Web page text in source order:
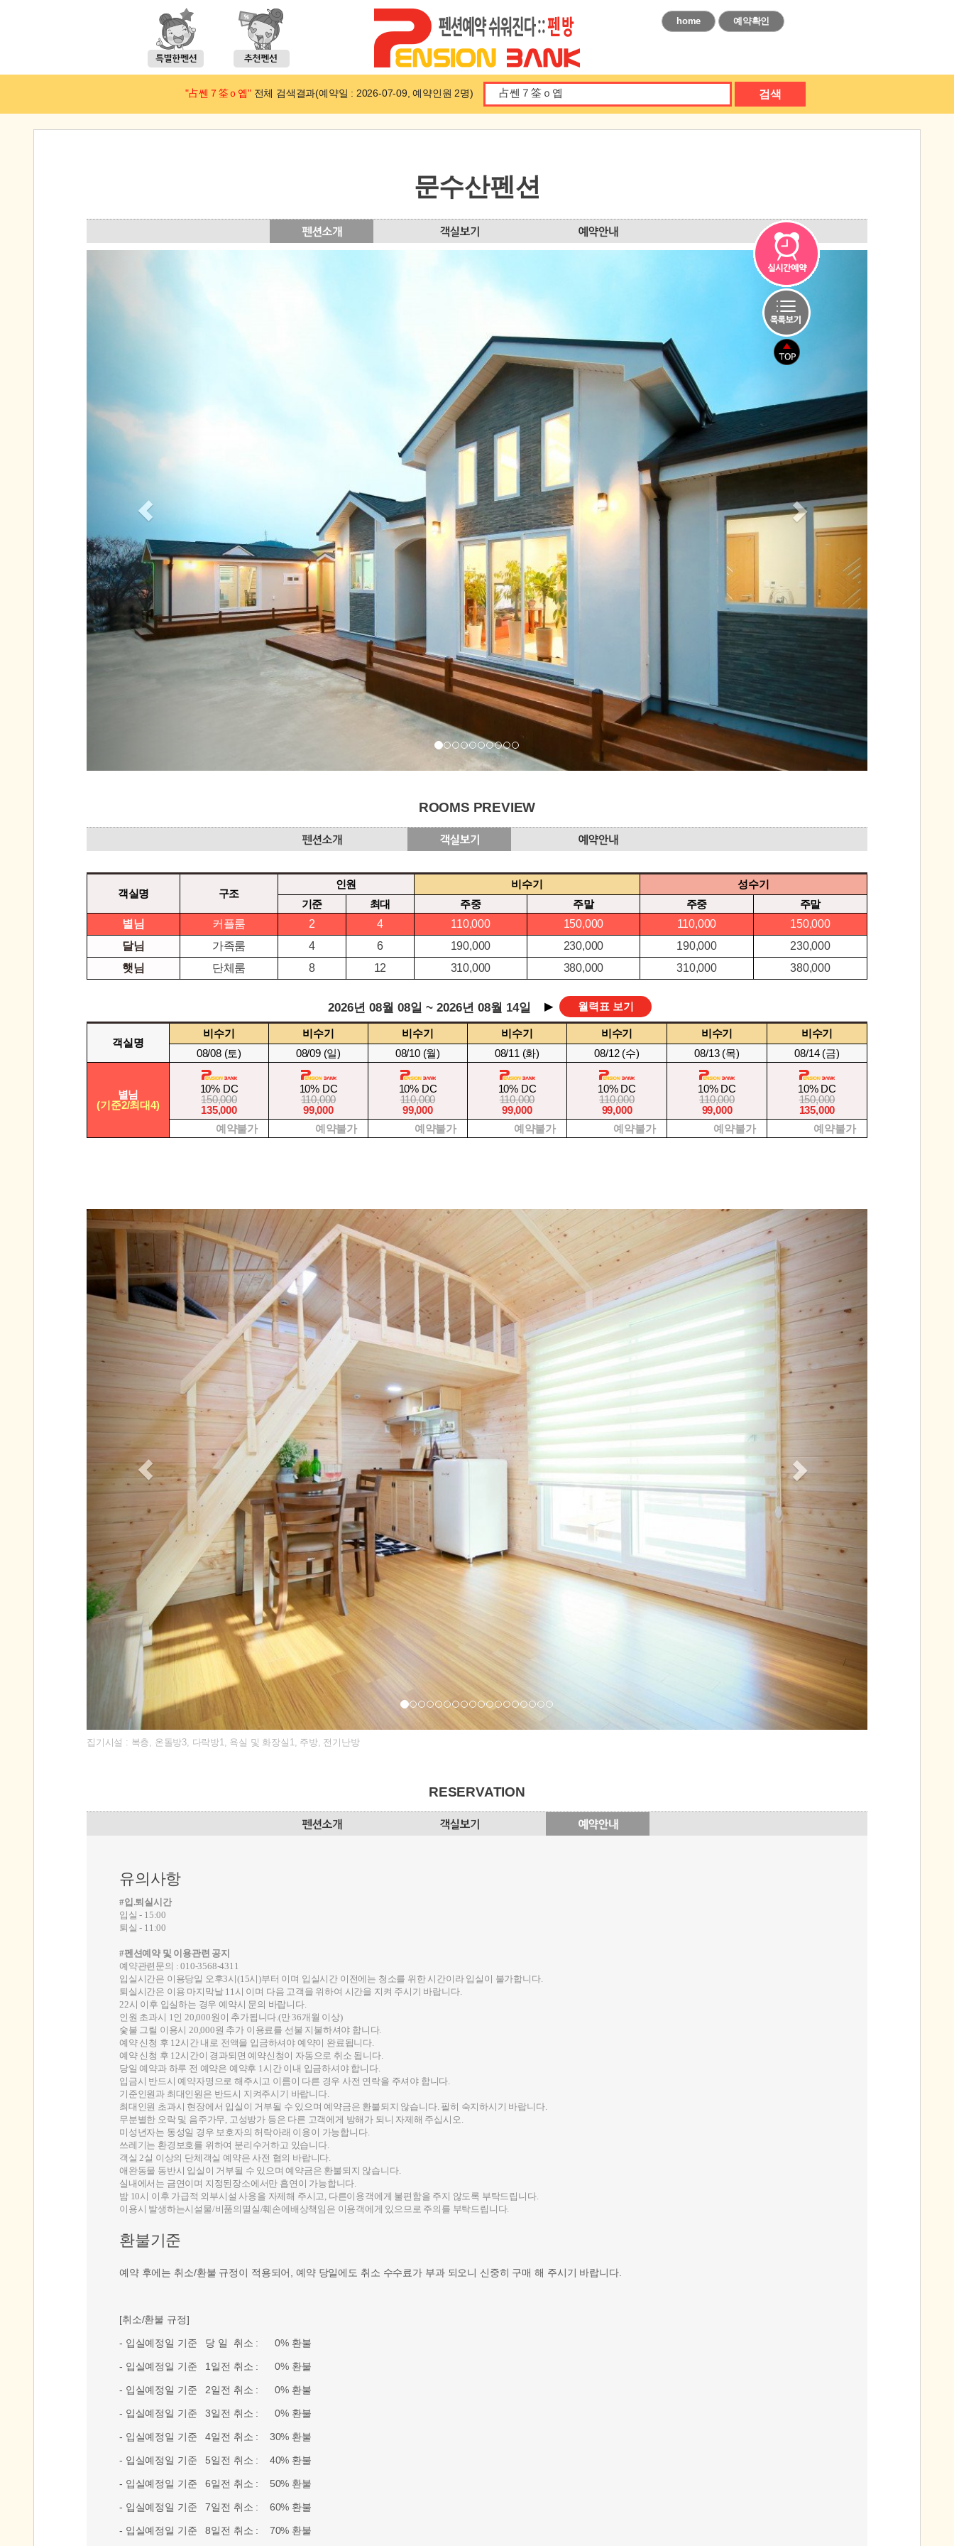
home 예약확인
"占쎈７筌ｏ옙"전체 검색결과(예약일 : 2026-07-09, 예약인원 2명) 검색
문수산펜션
ROOMS PREVIEW
객실명 구조
인원 비수기
성수기
기준
최대 주중 주말 주중
주말
별님
커플룸 2 4 110,000 150,000 110,000
150,000
달님
가족룸 4 6 190,000 230,000 190,000
230,000
햇님
단체룸 8 12 310,000 380,000 310,000 380,000
집기시설 : 복층, 온돌방3, 다락방1, 욕실 및 화장실1, 주방, 전기난방
RESERVATION
유의사항
#입.퇴실시간
입실 - 15:00
퇴실 - 11:00
#펜션예약 및 이용관련 공지
예약관련문의 : 010-3568-4311
입실시간은 이용당일 오후3시(15시)부터 이며 입실시간 이전에는 청소를 위한 시간이라 입실이 불가합니다.
퇴실시간은 이용 마지막날 11시 이며 다음 고객을 위하여 시간을 지켜 주시기 바랍니다.
22시 이후 입실하는 경우 예약시 문의 바랍니다.
인원 초과시 1인 20,000원이 추가됩니다.(만 36개월 이상)
숯불 그릴 이용시 20,000원 추가 이용료를 선불 지불하셔야 합니다.
예약 신청 후 12시간 내로 전액을 입금하셔야 예약이 완료됩니다.
예약 신청 후 12시간이 경과되면 예약신청이 자동으로 취소 됩니다.
당일 예약과 하루 전 예약은 예약후 1시간 이내 입금하셔야 합니다.
입금시 반드시 예약자명으로 해주시고 이름이 다른 경우 사전 연락을 주셔야 합니다.
기준인원과 최대인원은 반드시 지켜주시기 바랍니다.
최대인원 초과시 현장에서 입실이 거부될 수 있으며 예약금은 환불되지 않습니다. 필히 숙지하시기 바랍니다.
무분별한 오락 및 음주가무, 고성방가 등은 다른 고객에게 방해가 되니 자제해 주십시오.
미성년자는 동성일 경우 보호자의 허락아래 이용이 가능합니다.
쓰레기는 환경보호를 위하여 분리수거하고 있습니다.
객실 2실 이상의 단체객실 예약은 사전 협의 바랍니다.
애완동물 동반시 입실이 거부될 수 있으며 예약금은 환불되지 않습니다.
실내에서는 금연이며 지정된장소에서만 흡연이 가능합니다.
밤 10시 이후 가급적 외부시설 사용을 자제해 주시고, 다른이용객에게 불편함을 주지 않도록 부탁드립니다.
이용시 발생하는시설물/비품의멸실/훼손에배상책임은 이용객에게 있으므로 주의를 부탁드립니다.
환불기준
예약 후에는 취소/환불 규정이 적용되어, 예약 당일에도 취소 수수료가 부과 되오니 신중히 구매 해 주시기 바랍니다.
[취소/환불 규정]
- 입실예정일 기준 당 일 취소 : 0% 환불
- 입실예정일 기준 1일전 취소 : 0% 환불
- 입실예정일 기준 2일전 취소 : 0% 환불
- 입실예정일 기준 3일전 취소 : 0% 환불
- 입실예정일 기준 4일전 취소 : 30% 환불
- 입실예정일 기준 5일전 취소 : 40% 환불
- 입실예정일 기준 6일전 취소 : 50% 환불
- 입실예정일 기준 7일전 취소 : 60% 환불
- 입실예정일 기준 8일전 취소 : 70% 환불